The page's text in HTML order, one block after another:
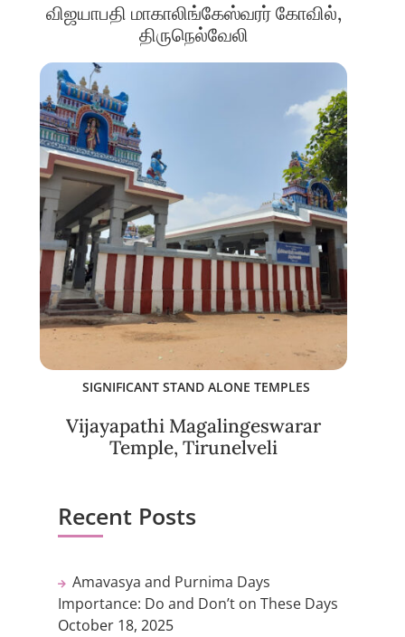
விஜயாபதி மாகாலிங்கேஸ்வரர் கோவில்,
திருநெல்வேலி
SIGNIFICANT STAND ALONE TEMPLES
Vijayapathi Magalingeswarar
Temple, Tirunelveli
Recent Posts
Amavasya and Purnima Days
Importance: Do and Don’t on These Days
October 18, 2025